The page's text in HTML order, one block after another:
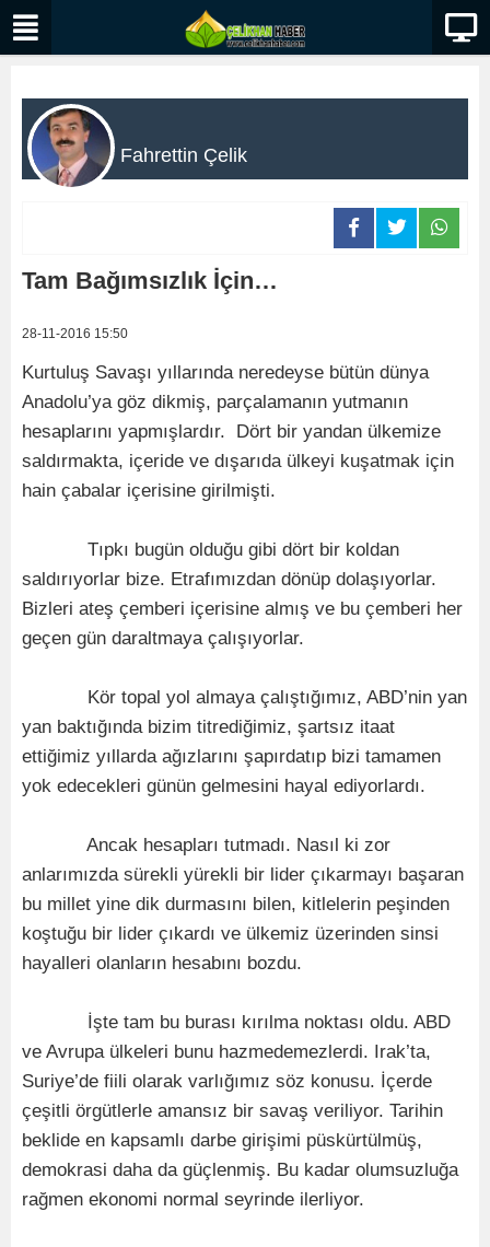
Fahrettin Çelik
Tam Bağımsızlık İçin…
28-11-2016 15:50
Kurtuluş Savaşı yıllarında neredeyse bütün dünya
Anadolu’ya göz dikmiş, parçalamanın yutmanın
hesaplarını yapmışlardır. Dört bir yandan ülkemize
saldırmakta, içeride ve dışarıda ülkeyi kuşatmak için
hain çabalar içerisine girilmişti.
Tıpkı bugün olduğu gibi dört bir koldan
saldırıyorlar bize. Etrafımızdan dönüp dolaşıyorlar.
Bizleri ateş çemberi içerisine almış ve bu çemberi her
geçen gün daraltmaya çalışıyorlar.
Kör topal yol almaya çalıştığımız, ABD’nin yan
yan baktığında bizim titrediğimiz, şartsız itaat
ettiğimiz yıllarda ağızlarını şapırdatıp bizi tamamen
yok edecekleri günün gelmesini hayal ediyorlardı.
Ancak hesapları tutmadı. Nasıl ki zor
anlarımızda sürekli yürekli bir lider çıkarmayı başaran
bu millet yine dik durmasını bilen, kitlelerin peşinden
koştuğu bir lider çıkardı ve ülkemiz üzerinden sinsi
hayalleri olanların hesabını bozdu.
İşte tam bu burası kırılma noktası oldu. ABD
ve Avrupa ülkeleri bunu hazmedemezlerdi. Irak’ta,
Suriye’de fiili olarak varlığımız söz konusu. İçerde
çeşitli örgütlerle amansız bir savaş veriliyor. Tarihin
beklide en kapsamlı darbe girişimi püskürtülmüş,
demokrasi daha da güçlenmiş. Bu kadar olumsuzluğa
rağmen ekonomi normal seyrinde ilerliyor.